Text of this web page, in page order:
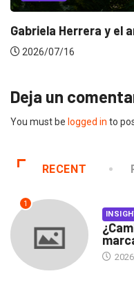
Gabriela Herrera y el
2026/07/16
Deja un
You must be logged in to
RECENT
1